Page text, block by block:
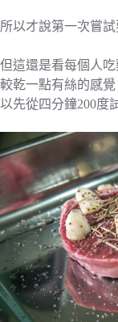
所以才說第一次嘗
但這還是看每個人
較乾一點有絲的感
以先從四分鐘200度